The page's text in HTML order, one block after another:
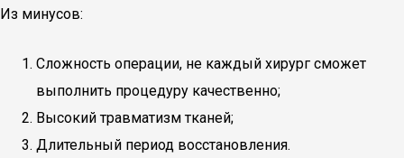
Из минусов:
Сложность операции, не каждый хирург сможет
выполнить процедуру качественно;
Высокий травматизм тканей;
Длительный период восстановления.